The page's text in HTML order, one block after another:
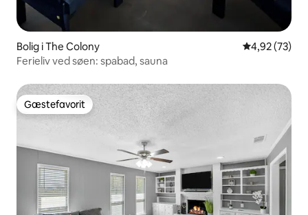
Bolig i The Colony 4,92 ud af 5 i
4,92 (73)
Ferieliv ved søen: spabad, sauna
Gæstefavorit
Gæstefavorit